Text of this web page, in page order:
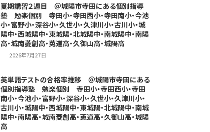
夏期講習２週目 ＠城陽市寺田にある個別指導
塾 勉楽個別 寺田小・寺田西小・寺田南小・今池
小・富野小・深谷小・久世小・久津川小・古川小・城
陽中・西城陽中・東城陽・北城陽中・南城陽中・南陽
高・城南菱創高・莵道高・久御山高・城陽高
2026年7月27日
英単語テストの合格率推移 ＠城陽市寺田にある
個別指導塾 勉楽個別 寺田小・寺田西小・寺田
南小・今池小・富野小・深谷小・久世小・久津川小・
古川小・城陽中・西城陽中・東城陽・北城陽中・南城
陽中・南陽高・城南菱創高・莵道高・久御山高・城陽
高